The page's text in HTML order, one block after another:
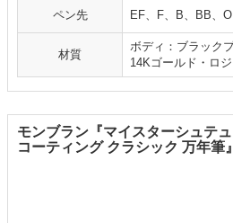
ペン先 EF、F、B、BB、
材質
ボディ：ブラック
14Kゴールド・ロ
モンブラン『マイスターシュテ
コーティング クラシック 万年筆』